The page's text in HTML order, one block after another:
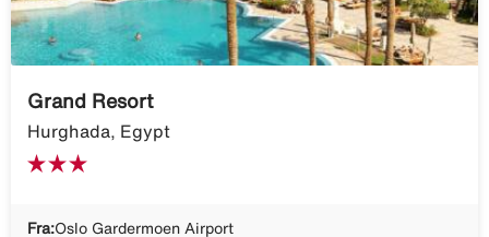
Grand Resort
Hurghada, Egypt
Fra:Oslo Gardermoen Airport